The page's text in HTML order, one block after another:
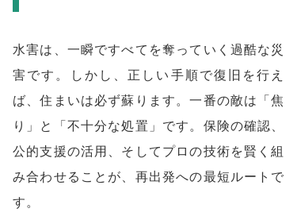
水害は、一瞬ですべてを奪っていく過酷な災
害です。しかし、正しい手順で復旧を行え
ば、住まいは必ず蘇ります。一番の敵は「焦
り」と「不十分な処置」です。保険の確認、
公的支援の活用、そしてプロの技術を賢く組
み合わせることが、再出発への最短ルートで
す。